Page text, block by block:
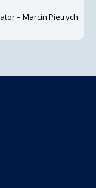
– Marcin Pietrych